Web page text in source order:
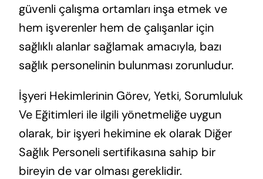
güvenli çalışma ortamları inşa etmek ve
hem işverenler hem de çalışanlar için
sağlıklı alanlar sağlamak amacıyla, bazı
sağlık personelinin bulunması zorunludur.
İşyeri Hekimlerinin Görev, Yetki, Sorumluluk
Ve Eğitimleri ile ilgili yönetmeliğe uygun
olarak, bir işyeri hekimine ek olarak Diğer
Sağlık Personeli sertifikasına sahip bir
bireyin de var olması gereklidir.